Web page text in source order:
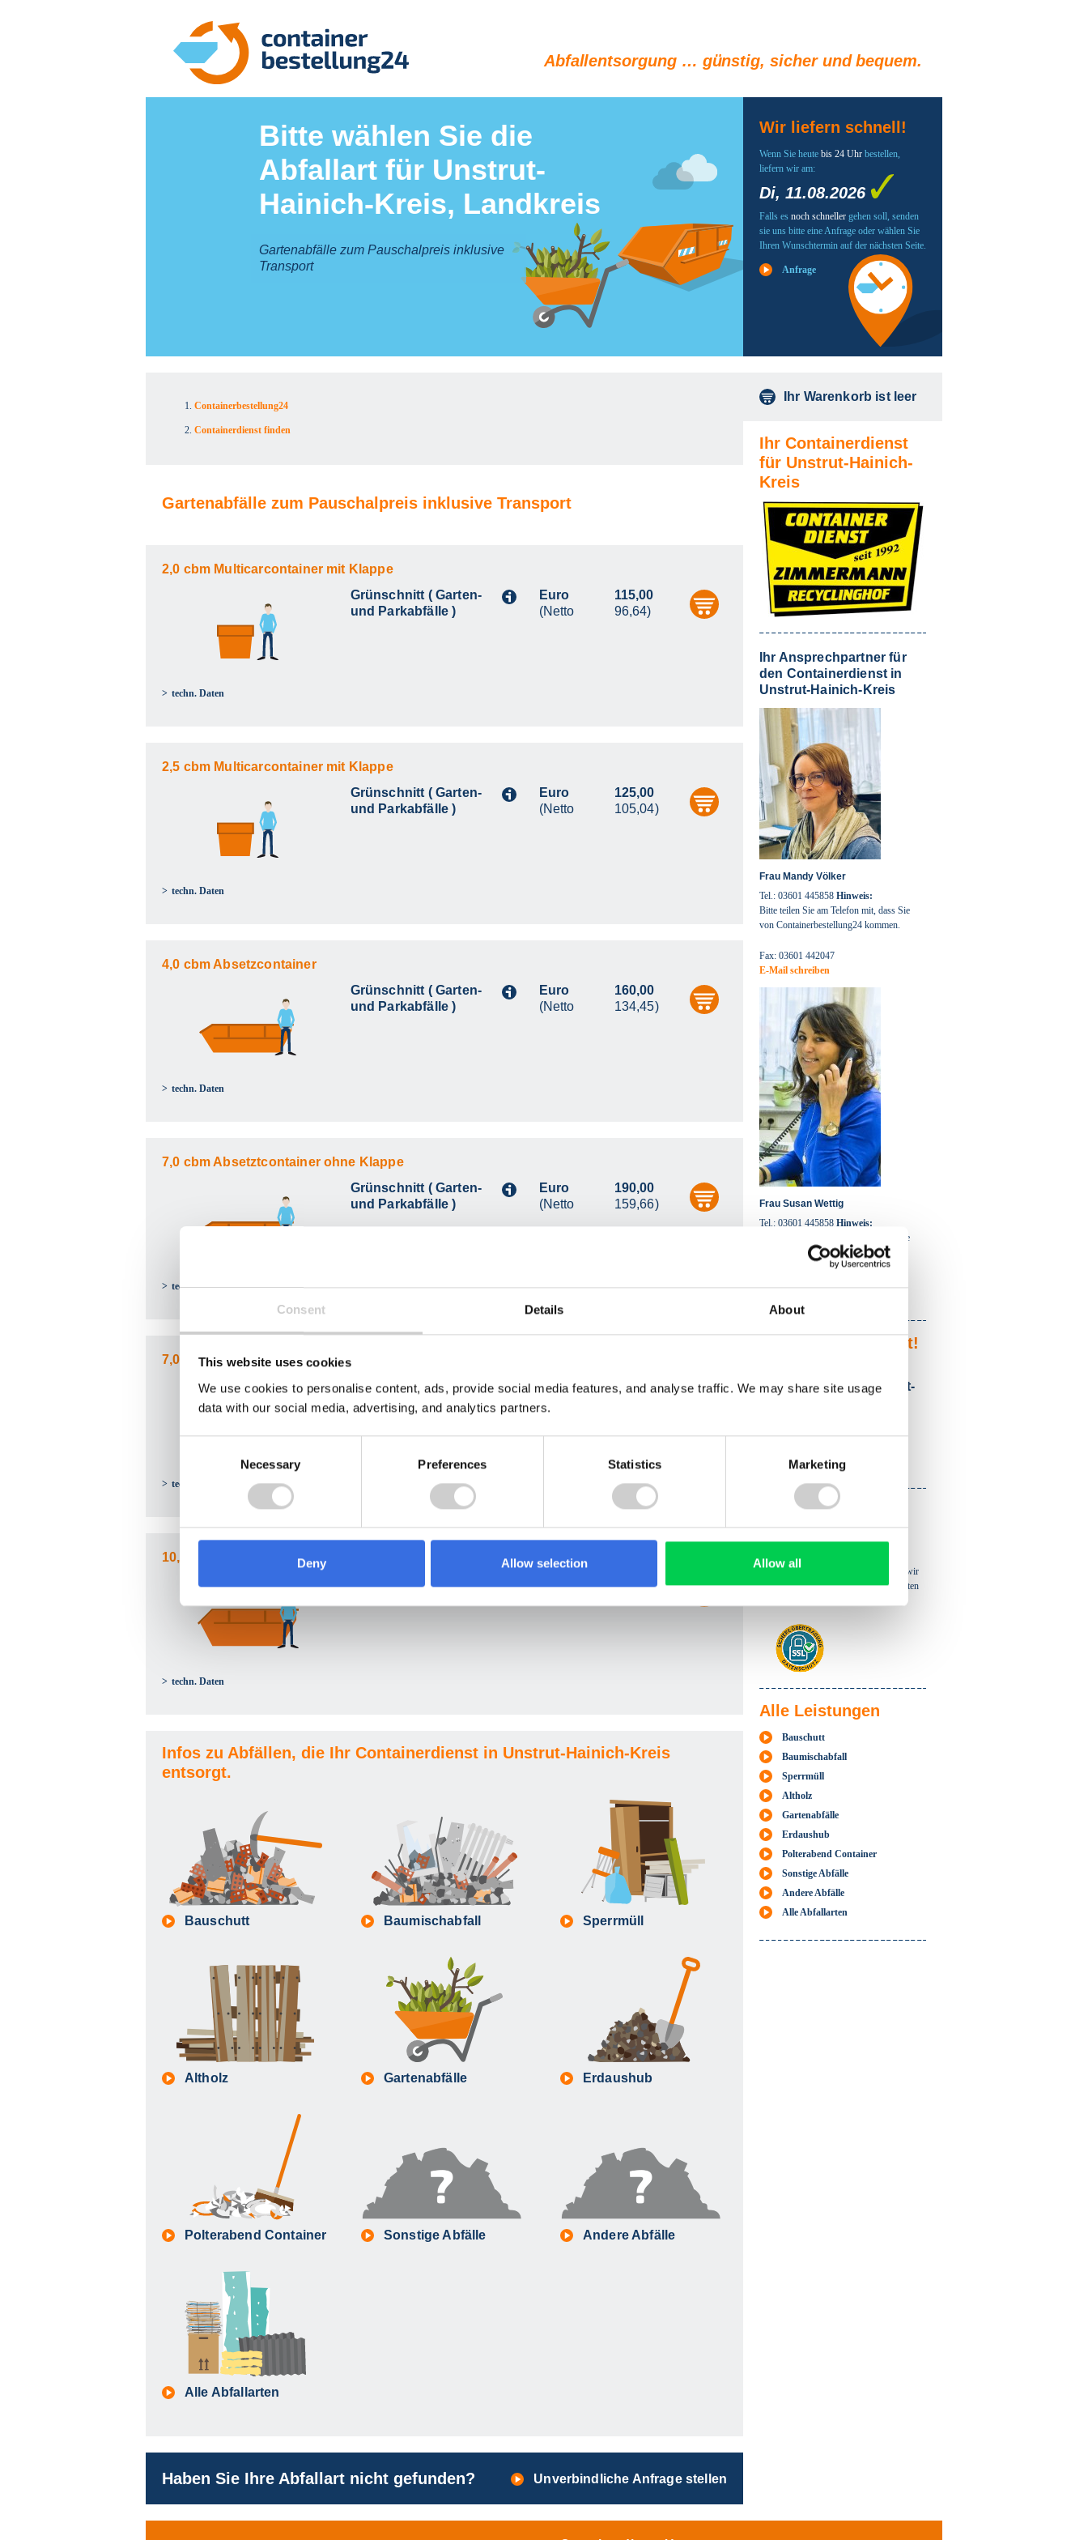
Consent Details About
This website uses cookies
We use cookies to personalise content, ads, provide social media features, and analyse traffic. We may share site usage
data with our social media, advertising, and analytics partners.
Necessary Preferences Statistics Marketing
Deny Allow selection Allow all
Abfallentsorgung … günstig, sicher und bequem.
Bitte wählen Sie die
Abfallart für Unstrut-
Hainich-Kreis, Landkreis
Gartenabfälle zum Pauschalpreis inklusive
Transport
Wir liefern schnell!
Wenn Sie heute bis 24 Uhr bestellen,
liefern wir am:
Di, 11.08.2026
Falls es noch schneller gehen soll, senden
sie uns bitte eine Anfrage oder wählen Sie
Ihren Wunschtermin auf der nächsten Seite.
Anfrage
Containerbestellung24
Containerdienst finden
Gartenabfälle zum Pauschalpreis inklusive Transport
2,0 cbm Multicarcontainer mit Klappe
techn. Daten
Grünschnitt ( Garten-
und Parkabfälle )
i
Euro
(Netto
115,00
96,64)
auswählen
2,5 cbm Multicarcontainer mit Klappe
techn. Daten
Grünschnitt ( Garten-
und Parkabfälle )
i
Euro
(Netto
125,00
105,04)
auswählen
4,0 cbm Absetzcontainer
techn. Daten
Grünschnitt ( Garten-
und Parkabfälle )
i
Euro
(Netto
160,00
134,45)
auswählen
7,0 cbm Absetztcontainer ohne Klappe
techn. Daten
Grünschnitt ( Garten-
und Parkabfälle )
i
Euro
(Netto
190,00
159,66)
auswählen
7,0 cbm Absetzcontainer mit Ladeklappe
techn. Daten
Grünschnitt ( Garten-
und Parkabfälle )
i
Euro
190,00
auswählen
10,0 cbm Absetzcontainer offen
techn. Daten
Grünschnitt ( Garten-
i auswählen
Infos zu Abfällen, die Ihr Containerdienst in Unstrut-Hainich-Kreis
entsorgt.
Bauschutt Baumischabfall Sperrmüll
Altholz Gartenabfälle Erdaushub
Polterabend Container Sonstige Abfälle Andere Abfälle
Alle Abfallarten
Haben Sie Ihre Abfallart nicht gefunden? Unverbindliche Anfrage stellen
Ihr Warenkorb ist leer
Ihr Containerdienst
für Unstrut-Hainich-
Kreis
Ihr Ansprechpartner für
den Containerdienst in
Unstrut-Hainich-Kreis
Frau Mandy Völker
Tel.: 03601 445858 Hinweis:
Bitte teilen Sie am Telefon mit, dass Sie
von Containerbestellung24 kommen.
Fax: 03601 442047
E-Mail schreiben
Frau Susan Wettig
Tel.: 03601 445858 Hinweis:
Bitte teilen Sie am Telefon mit, dass Sie
von Containerbestellung24 kommen.
Von Kunden geprüft!
Containerdienst Unstrut-
Bewertungen
Ihre Daten sind bei
uns sicher!
Ihre Bestellung wird mit einem
Zertikatverschlüsselt. Damit sichern wir
die Übertragung Ihrer persönlichen Daten
Alle Leistungen
Bauschutt
Baumischabfall
Sperrmüll
Altholz
Gartenabfälle
Erdaushub
Polterabend Container
Sonstige Abfälle
Andere Abfälle
Alle Abfallarten